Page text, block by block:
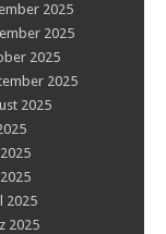
2025
2025
2025
2025
2025
2025
2025